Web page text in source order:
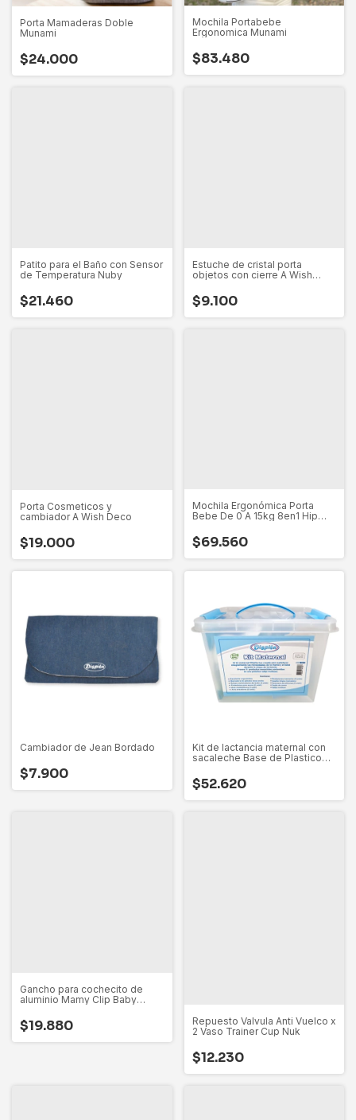
Porta Mamaderas Doble
Munami
$24.000
Mochila Portabebe
Ergonomica Munami
$83.480
Patito para el Baño con Sensor
de Temperatura Nuby
$21.460
Estuche de cristal porta
objetos con cierre A Wish
$9.100
Porta Cosmeticos y
cambiador A Wish Deco
$19.000
Mochila Ergonómica Porta
Bebe De 0 A 15kg 8en1 Hip
$69.560
Cambiador de Jean Bordado
$7.900
Kit de lactancia maternal con
sacaleche Base de Plastico
$52.620
Gancho para cochecito de
aluminio Mamy Clip Baby
$19.880
Repuesto Valvula Anti Vuelco x
2 Vaso Trainer Cup Nuk
$12.230